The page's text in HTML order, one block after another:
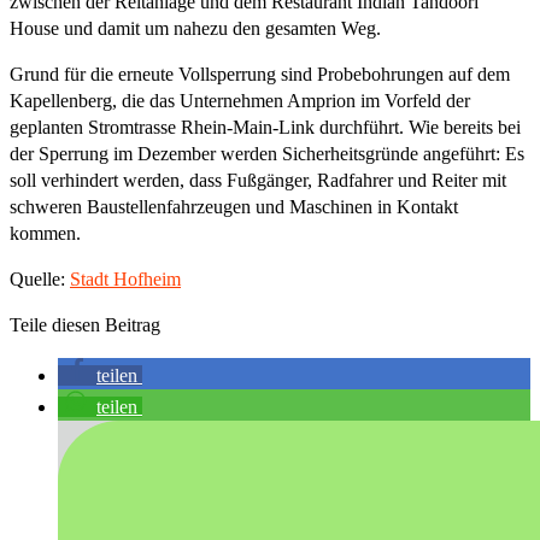
House und damit um nahezu den gesamten Weg.
Grund für die erneute Vollsperrung sind Probebohrungen auf dem
Kapellenberg, die das Unternehmen Amprion im Vorfeld der
geplanten Stromtrasse Rhein-Main-Link durchführt. Wie bereits bei
der Sperrung im Dezember werden Sicherheitsgründe angeführt: Es
soll verhindert werden, dass Fußgänger, Radfahrer und Reiter mit
schweren Baustellenfahrzeugen und Maschinen in Kontakt
kommen.
Quelle: Stadt Hofheim
Teile diesen Beitrag
teilen
teilen